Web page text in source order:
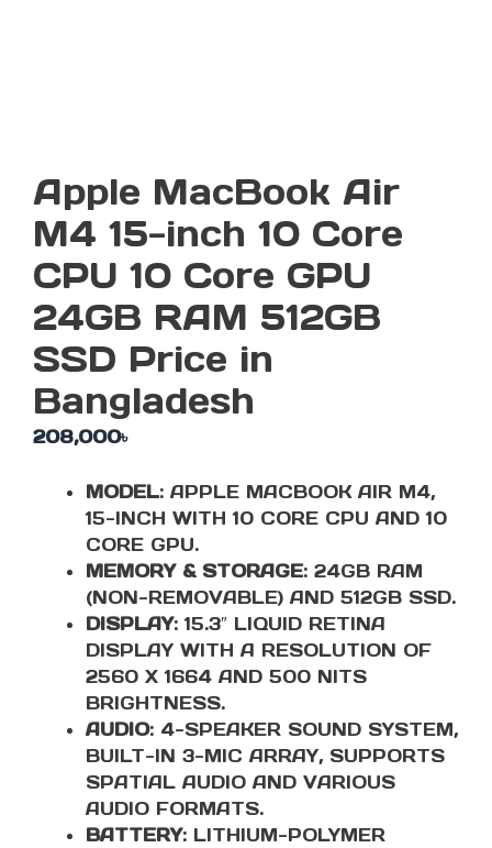
Apple MacBook Air
M4 15-inch 10 Core
CPU 10 Core GPU
24GB RAM 512GB
SSD Price in
Bangladesh
208,000৳
MODEL: APPLE MACBOOK AIR M4,
15-INCH WITH 10 CORE CPU AND 10
CORE GPU.
MEMORY & STORAGE: 24GB RAM
(NON-REMOVABLE) AND 512GB SSD.
DISPLAY: 15.3″ LIQUID RETINA
DISPLAY WITH A RESOLUTION OF
2560 X 1664 AND 500 NITS
BRIGHTNESS.
AUDIO: 4-SPEAKER SOUND SYSTEM,
BUILT-IN 3-MIC ARRAY, SUPPORTS
SPATIAL AUDIO AND VARIOUS
AUDIO FORMATS.
BATTERY: LITHIUM-POLYMER